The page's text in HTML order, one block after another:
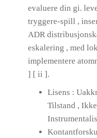
evaluere din gi.
tryggere-spill ,
ADR
eskalering , med
implementere
] [ ii ].
Lisens :
Tilstand ,